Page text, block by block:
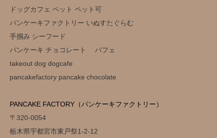
ドッグカフェ ペット ペット可
パンケーキファクトリー いぬすたぐらむ
手掴み シーフード
パンケーキ チョコレート パフェ
takeout dog dogcafe
pancakefactory pancake chocolate
PANCAKE FACTORY（パンケーキファクトリー）
〒320-0054
栃木県宇都宮市東戸祭1-2-12